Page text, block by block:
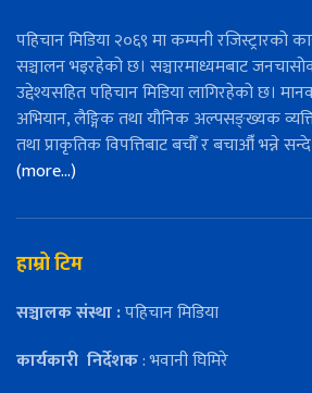
पहिचान मिडिया २०६९ मा कम्पनी रजिस्ट्रारको
सञ्चालन भइरहेको छ। सञ्चारमाध्यमबाट
उद्देश्यसहित पहिचान मिडिया लागिरहेको छ।
अभियान, लैङ्गिक तथा यौनिक अल्पसङ्ख्यक
तथा प्राकृतिक विपत्तिबाट बचौँ र बचाऔँ भन्ने
(more…)
हाम्रो टिम
सञ्चालक संस्था :पहिचान मिडिया
कार्यकारी निर्देशक: भवानी घिमिरे